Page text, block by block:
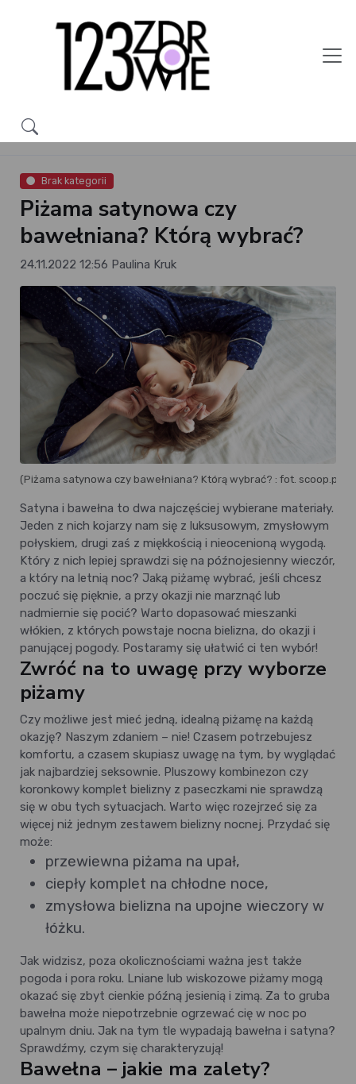
Brak kategorii
Piżama satynowa czy
bawełniana? Którą wybrać?
24.11.2022 12:56 Paulina Kruk
(Piżama satynowa czy bawełniana? Którą wybrać? : fot. scoop.pl)
Satyna i bawełna to dwa najczęściej wybierane materiały.
Jeden z nich kojarzy nam się z luksusowym, zmysłowym
połyskiem, drugi zaś z miękkością i nieocenioną wygodą.
Który z nich lepiej sprawdzi się na późnojesienny wieczór,
a który na letnią noc? Jaką piżamę wybrać, jeśli chcesz
poczuć się pięknie, a przy okazji nie marznąć lub
nadmiernie się pocić? Warto dopasować mieszanki
włókien, z których powstaje nocna bielizna, do okazji i
panującej pogody. Postaramy się ułatwić ci ten wybór!
Zwróć na to uwagę przy wyborze
piżamy
Czy możliwe jest mieć jedną, idealną piżamę na każdą
okazję? Naszym zdaniem – nie! Czasem potrzebujesz
komfortu, a czasem skupiasz uwagę na tym, by wyglądać
jak najbardziej seksownie. Pluszowy kombinezon czy
koronkowy komplet bielizny z paseczkami nie sprawdzą
się w obu tych sytuacjach. Warto więc rozejrzeć się za
więcej niż jednym zestawem bielizny nocnej. Przydać się
może:
przewiewna piżama na upał,
ciepły komplet na chłodne noce,
zmysłowa bielizna na upojne wieczory w
łóżku.
Jak widzisz, poza okolicznościami ważna jest także
pogoda i pora roku. Lniane lub wiskozowe piżamy mogą
okazać się zbyt cienkie późną jesienią i zimą. Za to gruba
bawełna może niepotrzebnie ogrzewać cię w noc po
upalnym dniu. Jak na tym tle wypadają bawełna i satyna?
Sprawdźmy, czym się charakteryzują!
Bawełna – jakie ma zalety?